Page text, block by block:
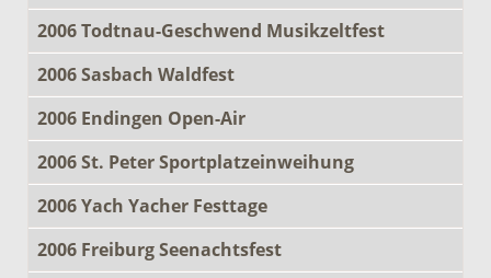
2006 Todtnau-Geschwend Musikzeltfest
2006 Sasbach Waldfest
2006 Endingen Open-Air
2006 St. Peter Sportplatzeinweihung
2006 Yach Yacher Festtage
2006 Freiburg Seenachtsfest